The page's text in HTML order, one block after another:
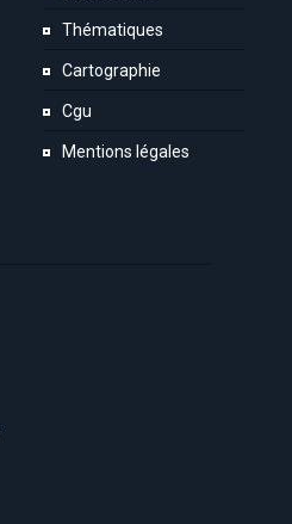
Thématiques
Cartographie
Cgu
Mentions légales